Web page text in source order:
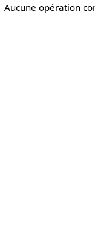
Aucune opération